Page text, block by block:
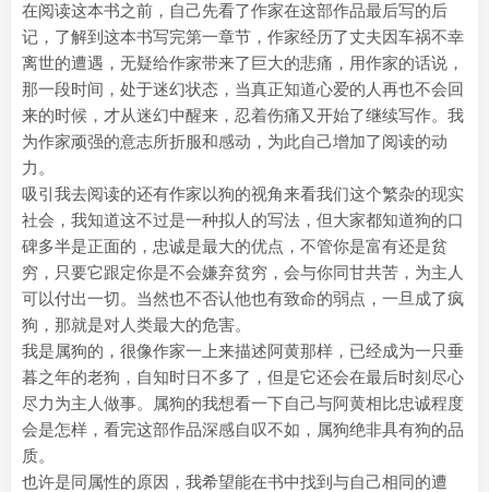
在阅读这本书之前，自己先看了作家在这部作品最后写的后
记，了解到这本书写完第一章节，作家经历了丈夫因车祸不幸
离世的遭遇，无疑给作家带来了巨大的悲痛，用作家的话说，
那一段时间，处于迷幻状态，当真正知道心爱的人再也不会回
来的时候，才从迷幻中醒来，忍着伤痛又开始了继续写作。我
为作家顽强的意志所折服和感动，为此自己增加了阅读的动
力。
吸引我去阅读的还有作家以狗的视角来看我们这个繁杂的现实
社会，我知道这不过是一种拟人的写法，但大家都知道狗的口
碑多半是正面的，忠诚是最大的优点，不管你是富有还是贫
穷，只要它跟定你是不会嫌弃贫穷，会与你同甘共苦，为主人
可以付出一切。当然也不否认他也有致命的弱点，一旦成了疯
狗，那就是对人类最大的危害。
我是属狗的，很像作家一上来描述阿黄那样，已经成为一只垂
暮之年的老狗，自知时日不多了，但是它还会在最后时刻尽心
尽力为主人做事。属狗的我想看一下自己与阿黄相比忠诚程度
会是怎样，看完这部作品深感自叹不如，属狗绝非具有狗的品
质。
也许是同属性的原因，我希望能在书中找到与自己相同的遭